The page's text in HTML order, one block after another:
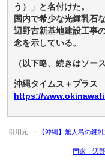
う）」と名付けた。
国内で希少な光鍾乳石
辺野古新基地建設工事
念を示している。
（以下略、続きはソー
沖縄タイムス＋プラ
https://
引用元: ・【沖縄】無人島の鍾
門家 辺野